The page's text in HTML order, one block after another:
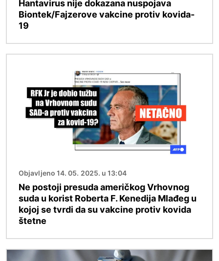
Hantavirus nije dokazana nuspojava
Biontek/Fajzerove vakcine protiv kovida-
19
Objavljeno 14. 05. 2025. u 13:04
Ne postoji presuda američkog Vrhovnog
suda u korist Roberta F. Kenedija Mlađeg u
kojoj se tvrdi da su vakcine protiv kovida
štetne
Image